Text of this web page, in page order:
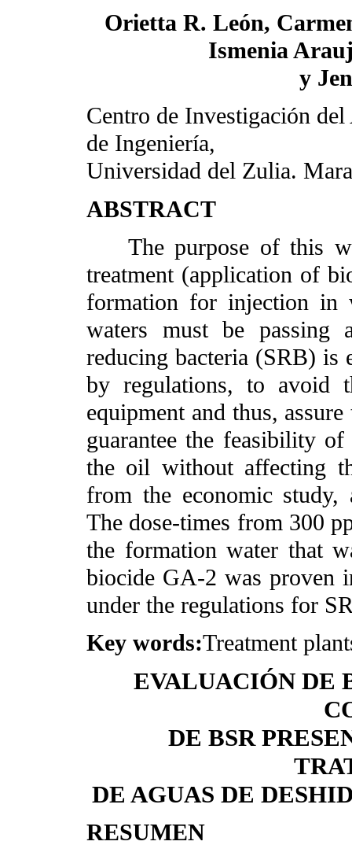
Orietta R. León,
Ismenia
y
Centro de Investigación
de Ingeniería,
Universidad del Zulia.
ABSTRACT
The purpose of this
treatment (application of
formation for injection in
waters must be passing
reducing bacteria (SRB) is
by regulations, to avoid
equipment and thus,
guarantee the feasibility
the oil without affecting
from the economic
The dose-times from 300
the formation water that
biocide GA-2 was proven
under the regulations for
Key words:Treatment
EVALUACIÓN DE
DE BSR
DE AGUAS DE
RESUMEN